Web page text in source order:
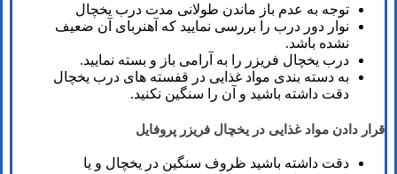
توجه به عدم باز ماندن طولانی مدت درب یخچال
نوار دور درب را بررسی نمایید که آهنربای آن ضعیف
نشده باشد.
درب یخچال فریزر را به آرامی باز و بسته نمایید.
به دسته بندی مواد غذایی در قفسته های درب یخچال
دقت داشته باشید و آن را سنگین نکنید.
قرار دادن مواد غذایی در یخچال فریزر پروفایل
دقت داشته باشید ظروف سنگین در یخچال و یا